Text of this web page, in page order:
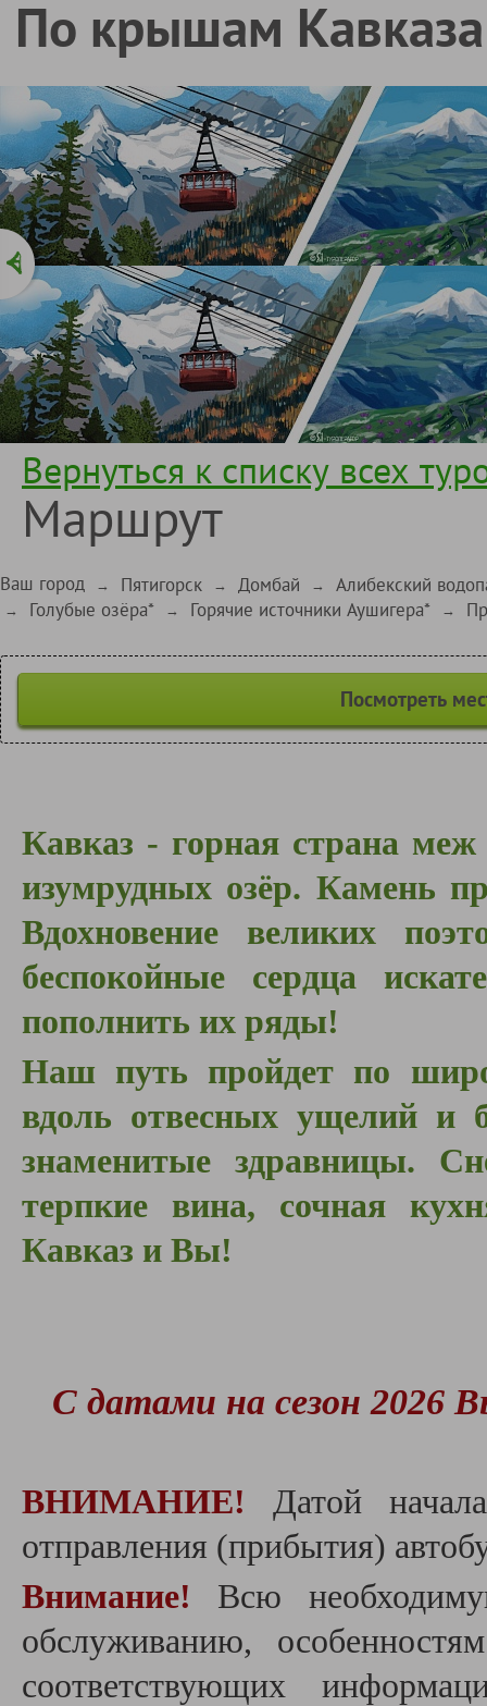
По крышам
Вернуться к списку всех
Маршрут
Ваш город → Пятигорск → Домбай → Алибекский
→ Голубые озёра* → Горячие источники Аушигера* →
Посмотреть
Кавказ - горная страна
изумрудных озёр. Камень
Вдохновение великих
беспокойные сердца
пополнить их ряды!
Наш путь пройдет по
вдоль отвесных ущелий и
знаменитые здравницы.
терпкие вина, сочная
Кавказ и Вы!
С датами на сезон 2026
ВНИМАНИЕ! Датой
отправления (прибытия)
Внимание!
Всю
обслуживанию,
соответствующих